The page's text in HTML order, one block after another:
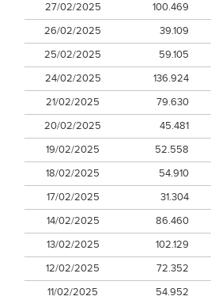
27/02/2025
100.469
26/02/2025
39.109
25/02/2025
59.105
24/02/2025
136.924
21/02/2025
79.630
20/02/2025
45.481
19/02/2025
52.558
18/02/2025
54.910
17/02/2025
31.304
14/02/2025
86.460
13/02/2025
102.129
12/02/2025
72.352
11/02/2025
54.952